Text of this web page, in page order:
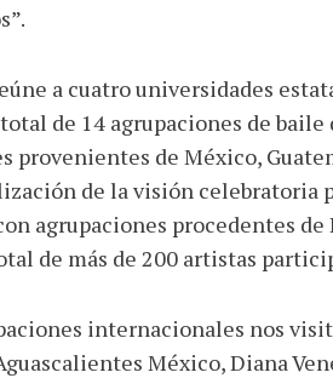
a cuatro universidades
de 14 agrupaciones de
de México,
de la visión celebratoria
agrupaciones procedentes de
de más de 200 artistas
internacionales nos
México, Diana